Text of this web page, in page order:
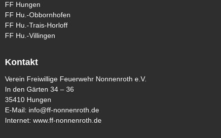
FF Hungen
FF Hu.-Obbornhofen
FF Hu.-Trais-Horloff
FF Hu.-Villingen
Kontakt
Verein Freiwillige Feuerwehr Nonnenroth e.V.
In den Gärten 34 – 36
35410 Hungen
E-Mail: info@ff-nonnenroth.de
Internet: www.ff-nonnenroth.de